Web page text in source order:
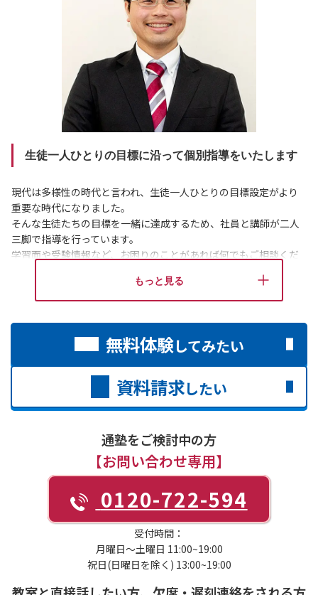
生徒一人ひとりの目標に沿って個別指導をいたします
現代は多様性の時代と言われ、生徒一人ひとりの目標設定がより
重要な時代になりました。
そんな生徒たちの目標を一緒に達成するため、社員と講師が二人
三脚で指導を行っています。
学習面や受験情報など、お困りのことがあれば何でもご相談くだ
もっと見る
無料体験してみたい
資料請求したい
通塾をご検討中の方
【お問い合わせ専用】
0120-722-594
受付時間：
月曜日～土曜日 11:00~19:00
祝日(日曜日を除く) 13:00~19:00